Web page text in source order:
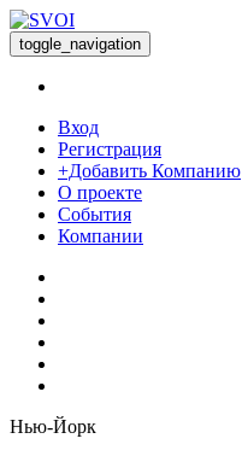
toggle_navigation
Вход
Регистрация
+Добавить Компанию
О проекте
События
Компании
Нью-Йорк